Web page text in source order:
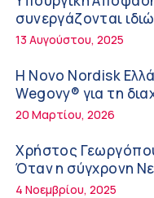
ΚΥ Σοφάδων
Πόσο μας
ή air-condition το
11:34 πμ
Randy Schekman,
«Σε πέντε χρόνια
θεραπεία που
Πάρκινσον»
9:24 πμ
Αντώνης
συνεργάζονται
νοσοκομεία του
13 Αυγούστου, 2025
Η Novo Nordisk
Wegovy® για τη
20 Μαρτίου, 2026
Χρήστος
Όταν η σύγχρονη
φόβο!
4 Νοεμβρίου, 2025